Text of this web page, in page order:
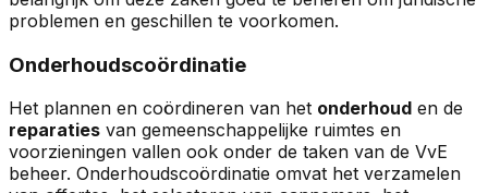
problemen en geschillen te voorkomen.
Onderhoudscoördinatie
Het plannen en coördineren van het onderhoud en de
reparaties van gemeenschappelijke ruimtes en
voorzieningen vallen ook onder de taken van de VvE
beheer. Onderhoudscoördinatie omvat het verzamelen